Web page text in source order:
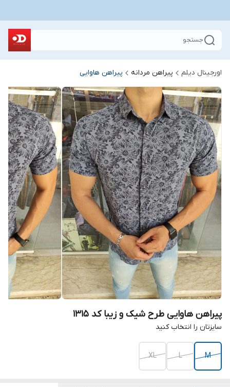
جستجو
اورجینال دیلم پیراهن مردانه پیراهن هاوایی
پیراهن هاوایی طرح شیک و زیبا کد ۱۳۱۵
سایزتان را انتخاب کنید
M
L
XL